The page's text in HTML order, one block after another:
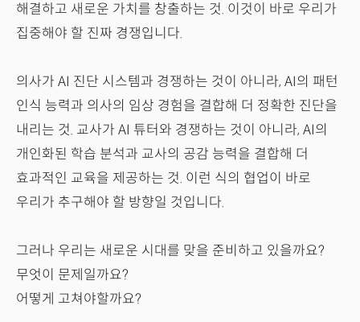
해결하고 새로운 가치를 창출하는 것. 이것이 바로 우리가
집중해야 할 진짜 경쟁입니다.
의사가 AI 진단 시스템과 경쟁하는 것이 아니라, AI의 패턴
인식 능력과 의사의 임상 경험을 결합해 더 정확한 진단을
내리는 것. 교사가 AI 튜터와 경쟁하는 것이 아니라, AI의
개인화된 학습 분석과 교사의 공감 능력을 결합해 더
효과적인 교육을 제공하는 것. 이런 식의 협업이 바로
우리가 추구해야 할 방향일 것입니다.
그러나 우리는 새로운 시대를 맞을 준비하고 있을까요?
무엇이 문제일까요?
어떻게 고쳐야할까요?